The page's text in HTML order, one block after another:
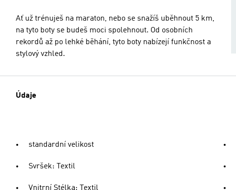
Ať už trénuješ na maraton, nebo se snažíš uběhnout 5 km,
na tyto boty se budeš moci spolehnout. Od osobních
rekordů až po lehké běhání, tyto boty nabízejí funkčnost a
stylový vzhled.
Údaje
standardní velikost
Svršek: Textil
Vnitrní Stélka: Textil